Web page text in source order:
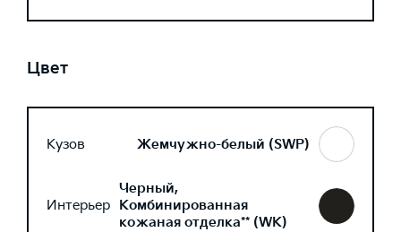
Цвет
Кузов Жемчужно-белый (SWP)
Интерьер
Черный,
Комбинированная
кожаная отделка** (WK)